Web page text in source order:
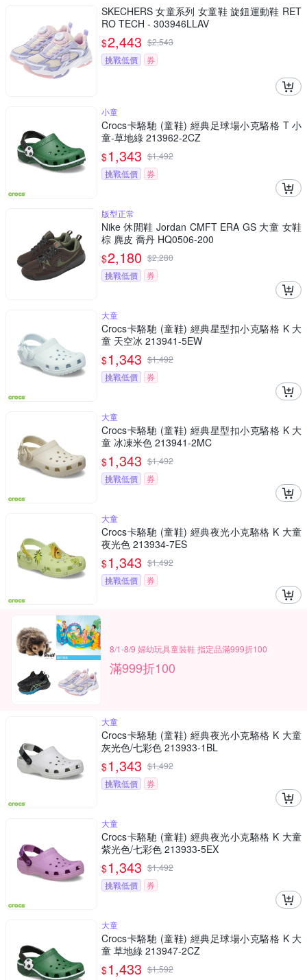
SKECHERS 女童系列 女童鞋 旋鈕運動鞋 RET
RO TECH - 303946LLAV
$2,443 $2,543
挑戰低價
券
小童
Crocs卡駱馳 (童鞋) 經典足球場小克駱格 T 小
童-草地綠 213962-2CZ
$1,343 $1,492
挑戰低價
券
版型正常
Nike 休閒鞋 Jordan CMFT ERA GS 大童 女鞋
棕 麂皮 喬丹 HQ0506-200
$2,180 $2,280
挑戰低價
券
大童
Crocs卡駱馳 (童鞋) 經典星型扣小克駱格 K 大
童 天空冰 213941-5EW
$1,343 $1,492
挑戰低價
券
大童
Crocs卡駱馳 (童鞋) 經典星型扣小克駱格 K 大
童 冰凍米色 213941-2MC
$1,343 $1,492
挑戰低價
券
大童
Crocs卡駱馳 (童鞋) 經典夜光小克駱格 K 大童
夜光色 213934-7ES
$1,343 $1,492
挑戰低價
券
8/1-8/9 婦幼玩具童裝鞋 指定品滿999折100
滿999折100
大童
Crocs卡駱馳 (童鞋) 經典夜光小克駱格 K 大童
灰光色/七彩色 213933-1BL
$1,343 $1,492
挑戰低價
券
大童
Crocs卡駱馳 (童鞋) 經典夜光小克駱格 K 大童
紫光色/七彩色 213933-5EX
$1,343 $1,492
挑戰低價
券
大童
Crocs卡駱馳 (童鞋) 經典足球場小克駱格 K 大
童 草地綠 213947-2CZ
$1,433 $1,592